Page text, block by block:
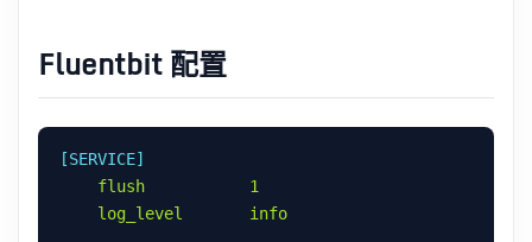
Fluentbit 配置
[SERVICE]
flush           1
log_level       info